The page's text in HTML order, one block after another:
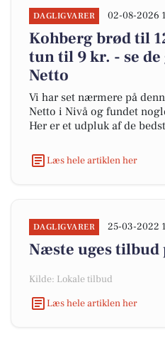
DAGLIGVARER 02-08-2026
Kohberg brød til
tun til 9 kr. - se
Netto
Vi har set nærmere på
Netto i Nivå og fundet
Her er et udpluk af de
Læs hele artiklen her
DAGLIGVARER 25-03-2022
Næste uges tilbud
Kilde: Lokale tilbud
Læs hele artiklen her